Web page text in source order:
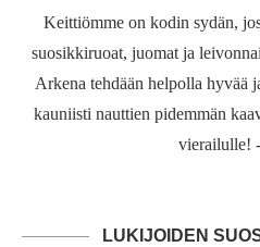
Keittiömme on kodin sydän,
suosikkiruoat, juomat ja
Arkena tehdään helpolla hyvää
kauniisti nauttien pidemmän
vierailulle!
LUKIJOIDEN